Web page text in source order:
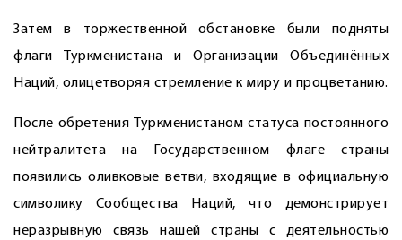
Затем в торжественной обстановке были подняты
флаги Туркменистана и Организации Объединённых
Наций, олицетворяя стремление к миру и процветанию.
После обретения Туркменистаном статуса постоянного
нейтралитета на Государственном флаге страны
появились оливковые ветви, входящие в официальную
символику Сообщества Наций, что демонстрирует
неразрывную связь нашей страны с деятельностью